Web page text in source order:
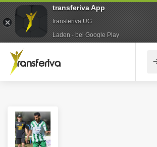
transferiva App
transferiva UG
Laden - bei Google Play